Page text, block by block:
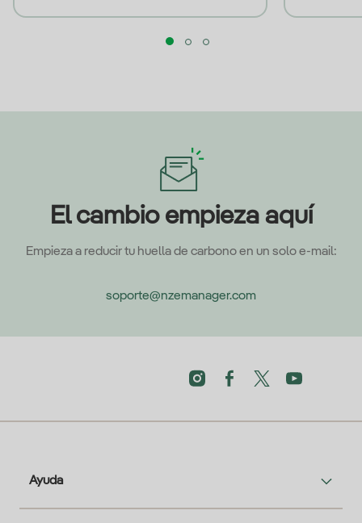
El cambio empieza aquí
Empieza a reducir tu huella de carbono en un solo e-mail:
soporte@nzemanager.com
Ayuda